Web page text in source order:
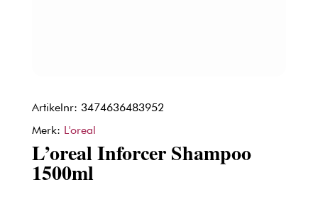
Artikelnr: 3474636483952
Merk: L'oreal
L’oreal Inforcer Shampoo
1500ml